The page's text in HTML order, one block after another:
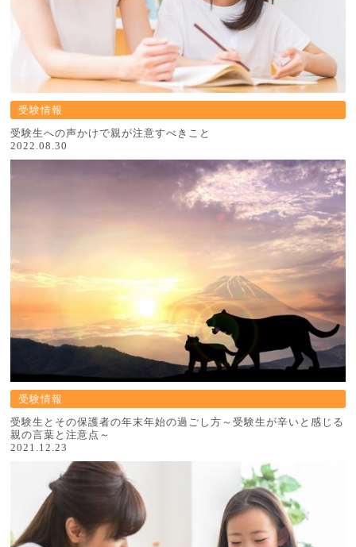
受験情報
受験生への声かけで親が注意すべきこと
2022.08.30
受験情報
受験生とその保護者の年末年始の過ごし方～受験生が辛いと感じる
親の言葉と注意点～
2021.12.23